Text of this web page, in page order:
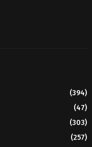
(394)
(47)
(303)
(257)